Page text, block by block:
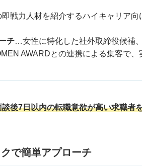
戦力人材を紹介するハイキャリア向
チ…女性に特化した社外取締役候補
AWARDとの連携による集客で
談後7日以内の転職意欲が高い求職者
で簡単アプローチ